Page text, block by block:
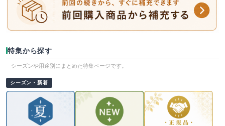
特集から探す
シーズンや用途別にまとめた特集ページです。
シーズン・新着